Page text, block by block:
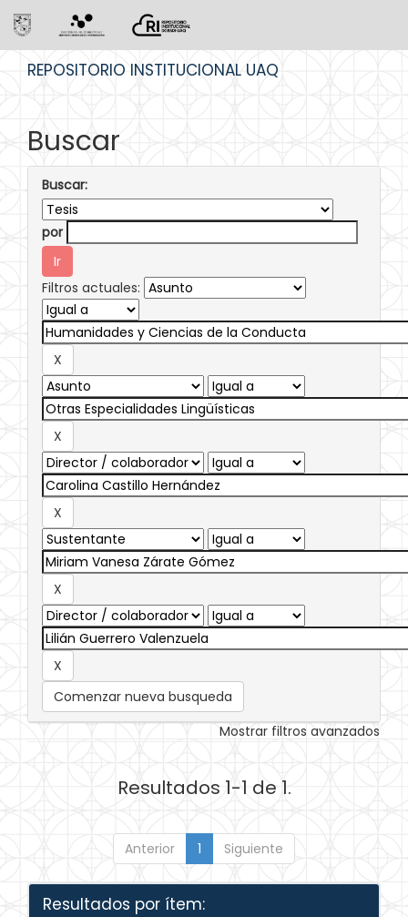
REPOSITORIO INSTITUCIONAL UAQ
Buscar
Buscar:
por
Filtros actuales:
Comenzar nueva busqueda
Mostrar filtros avanzados
Resultados 1-1 de 1.
Anterior 1 Siguiente
Resultados por ítem: